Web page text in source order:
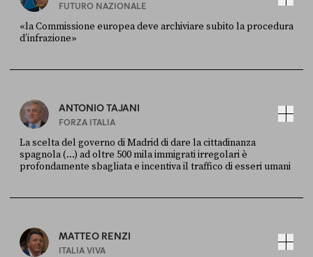
FUTURO NAZIONALE
«la Commissione europea deve archiviare subito la procedura
d’infrazione»
ANTONIO TAJANI
FORZA ITALIA
La scelta del governo di Madrid di dare la cittadinanza
spagnola (...) ad oltre 500 mila immigrati irregolari è
profondamente sbagliata e incentiva il traffico di esseri umani
MATTEO RENZI
ITALIA VIVA